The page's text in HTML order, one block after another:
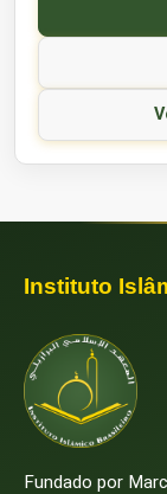
Instituto
Fundado por